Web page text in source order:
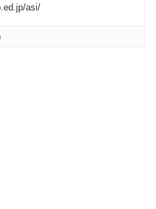
asi/